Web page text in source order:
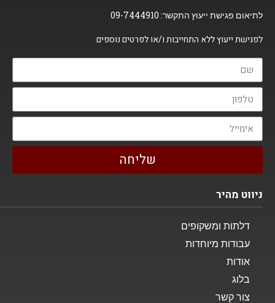
לתיאום פגישת ייעוץ התקשר:
לפגישת ייעוץ ללא התחייבות ו/או לפרטים נוספים
שליחה
ניווט מהיר
דלתות ומשקופים
עבודות מיוחדות
אודות
בלוג
צור קשר